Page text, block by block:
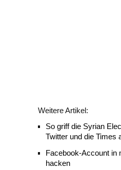
Weitere Artikel:
So griff die Syrian
Twitter und die Times
Facebook-Account in
hacken